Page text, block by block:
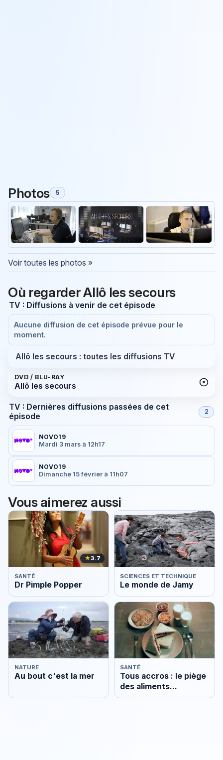
Photos 5
Voir toutes les photos »
Où regarder Allô les secours
TV : Diffusions à venir de cet épisode
Aucune diffusion de cet épisode prévue pour le
moment.
Allô les secours : toutes les diffusions TV
DVD / BLU-RAY
Allô les secours
TV : Dernières diffusions passées de cet
épisode
2
NOVO19
Mardi 3 mars à 12h17
NOVO19
Dimanche 15 février à 11h07
Vous aimerez aussi
★3.7
SANTÉ
Dr Pimple Popper
SCIENCES ET TECHNIQUE
Le monde de Jamy
NATURE
Au bout c'est la mer
SANTÉ
Tous accros : le piège
des aliments
ultratransformés